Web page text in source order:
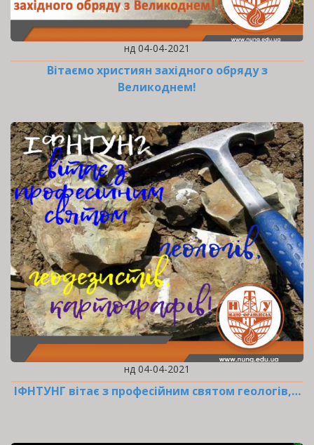
нд 04-04-2021
Вітаємо християн західного обряду з
Великоднем!
нд 04-04-2021
ІФНТУНГ вітає з професійним святом геологів,…